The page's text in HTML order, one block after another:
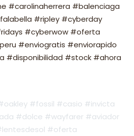
#carolinaherrera #balenciaga
#ripley #cyberday
#cyberwow #oferta
#enviogratis #enviorapido
#disponibilidad #stock #ahora
#fossil #casio #invicta
#dolce #wayfarer #aviador
#oferta